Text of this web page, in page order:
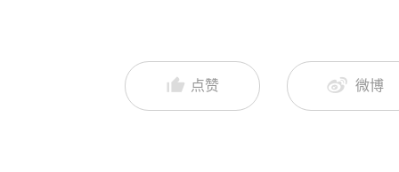
点赞 微博